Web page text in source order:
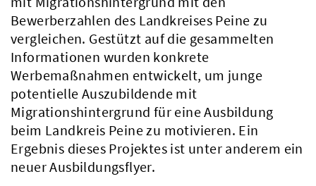
Bewerberzahlen des Landkreises Peine zu
vergleichen. Gestützt auf die gesammelten
Informationen wurden konkrete
Werbemaßnahmen entwickelt, um junge
potentielle Auszubildende mit
Migrationshintergrund für eine Ausbildung
beim Landkreis Peine zu motivieren. Ein
Ergebnis dieses Projektes ist unter anderem ein
neuer Ausbildungsflyer.